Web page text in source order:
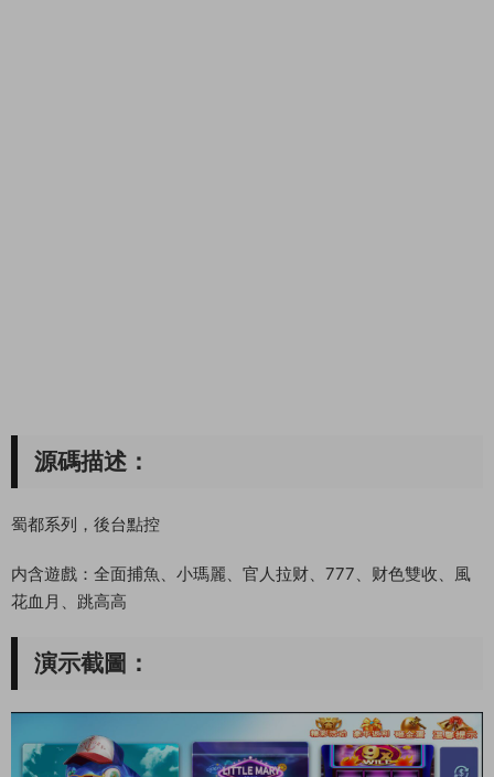
源碼描述：
蜀都系列，後台點控
内含遊戲：全面捕魚、小瑪麗、官人拉财、777、财色雙收、風
花血月、跳高高
演示截圖：